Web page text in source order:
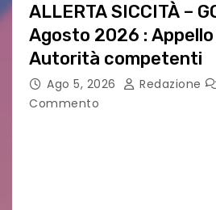
ALLERTA SICCITÀ –
Agosto 2026 :
Autorità competenti
Ago 5, 2026 Redazione
Commento